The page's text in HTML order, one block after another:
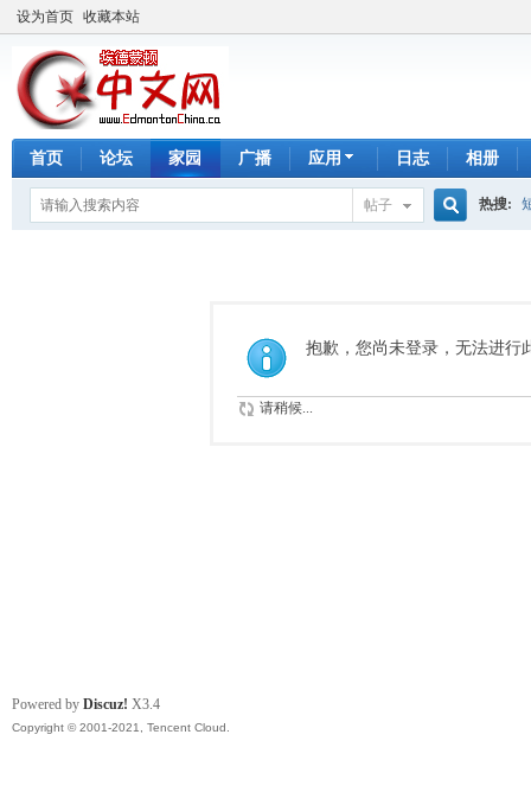
设为首页 收藏本站
首页 论坛 家园 广播 应用 日志 相册
帖子
索
热搜:
抱歉，您尚未登录，无法进行
请稍候...
Powered by Discuz! X3.4
Copyright © 2001-2021, Tencent Cloud.